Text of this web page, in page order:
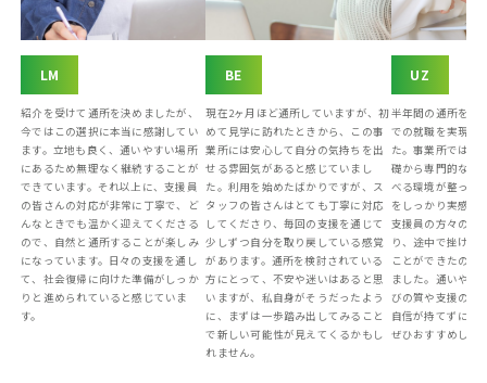
LM
紹介を受けて通所を決めましたが、
今ではこの選択に本当に感謝してい
ます。立地も良く、通いやすい場所
にあるため無理なく継続することが
できています。それ以上に、支援員
の皆さんの対応が非常に丁寧で、ど
んなときでも温かく迎えてくださる
ので、自然と通所することが楽しみ
になっています。日々の支援を通し
て、社会復帰に向けた準備がしっか
りと進められていると感じていま
す。
BE
現在2ヶ月ほど通所していますが、初
めて見学に訪れたときから、この事
業所には安心して自分の気持ちを出
せる雰囲気があると感じていまし
た。利用を始めたばかりですが、ス
タッフの皆さんはとても丁寧に対応
してくださり、毎回の支援を通じて
少しずつ自分を取り戻している感覚
があります。通所を検討されている
方にとって、不安や迷いはあると思
いますが、私自身がそうだったよう
に、まずは一歩踏み出してみること
で新しい可能性が見えてくるかもし
れません。
UZ
半年間の通所を経
での就職を実現す
た。事業所では、
礎から専門的なス
べる環境が整って
をしっかり実感で
支援員の方々の温
り、途中で挫ける
ことができたのも
ました。通いやす
びの質や支援の手
自信が持てずに悩
ぜひおすすめした